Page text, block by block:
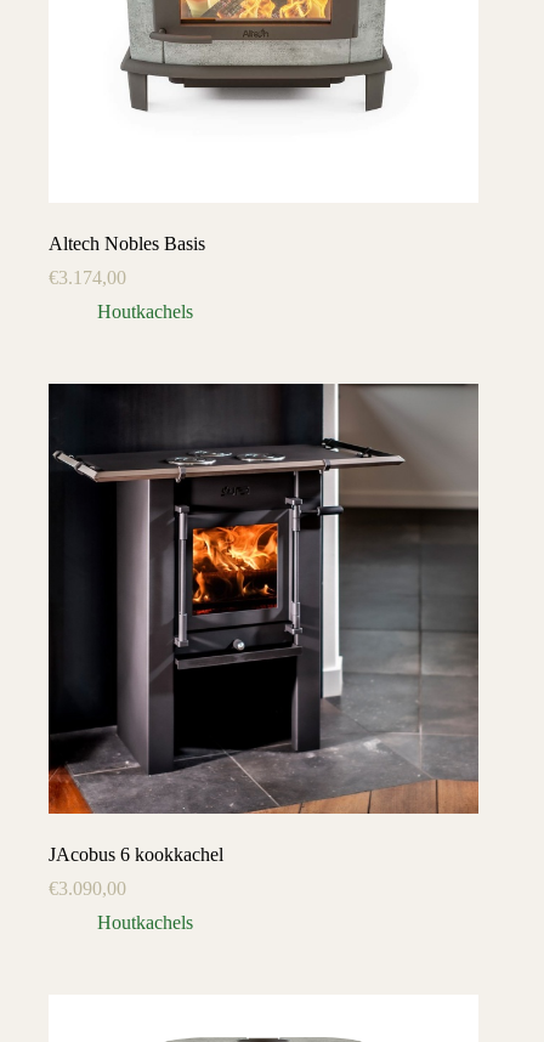
Altech Nobles Basis
€3.174,00
Houtkachels
JAcobus 6 kookkachel
€3.090,00
Houtkachels